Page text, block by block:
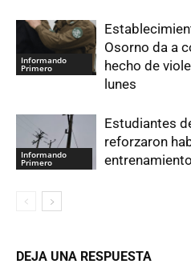
Informando
Primero
Osorno da a
hecho de
lunes
Informando
Primero
Estudiantes
reforzaron
DEJA UNA RESPUESTA